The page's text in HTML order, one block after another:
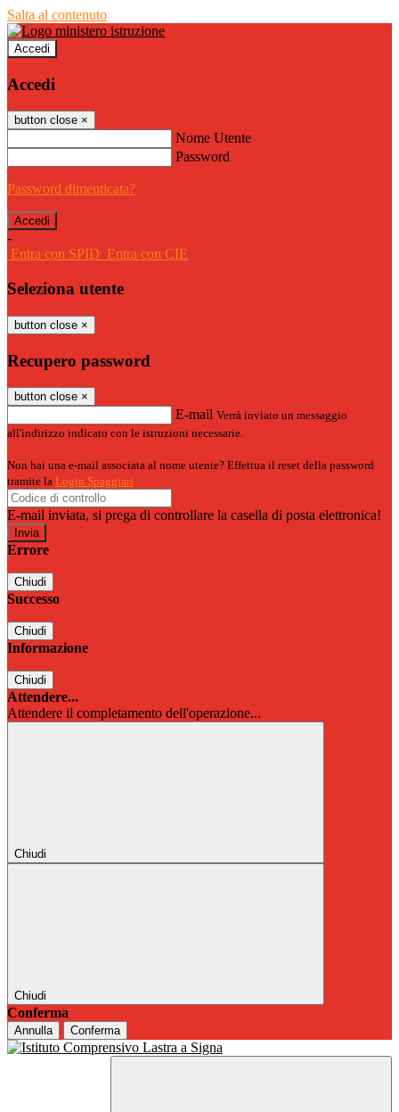
Salta al contenuto
Accedi
Accedi
button close ×
Nome Utente
Password
Password dimenticata?
-
Entra con SPID Entra con CIE
Seleziona utente
button close ×
Recupero password
button close ×
E-mail Verrà inviato un messaggio
all'indirizzo indicato con le istruzioni necessarie.
Non hai una e-mail associata al nome utente? Effettua il reset della password
tramite la Login Spaggiari
E-mail inviata, si prega di controllare la casella di posta elettronica!
Errore
Chiudi
Successo
Chiudi
Informazione
Chiudi
Attendere...
Attendere il completamento dell'operazione...
Chiudi
Chiudi
Conferma
Annulla Conferma